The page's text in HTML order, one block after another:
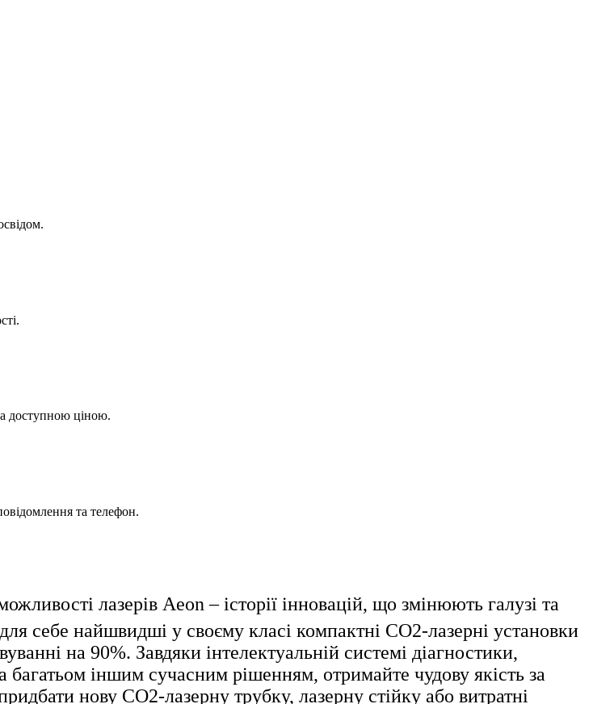
доступною ціною.
та телефон.
лазерів Aeon – історії інновацій, що змінюють галузі та
себе найшвидші у своєму класі компактні CO2-лазерні установки
на 90%. Завдяки інтелектуальній системі діагностики,
іншим сучасним рішенням, отримайте чудову якість за
нову CO2-лазерну трубку, лазерну стійку або витратні